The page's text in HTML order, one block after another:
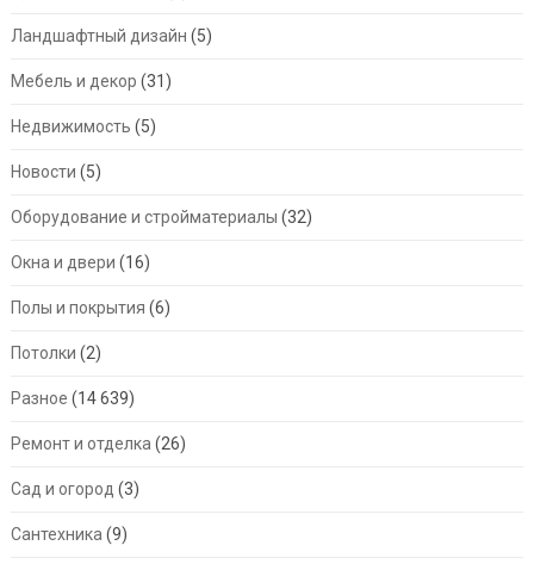
Ландшафтный дизайн (5)
Мебель и декор (31)
Недвижимость (5)
Новости (5)
Оборудование и стройматериалы (32)
Окна и двери (16)
Полы и покрытия (6)
Потолки (2)
Разное (14 639)
Ремонт и отделка (26)
Сад и огород (3)
Сантехника (9)